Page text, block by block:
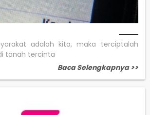
adalah kita, maka terciptalah
tanah tercinta
Baca Selengkapnya >>